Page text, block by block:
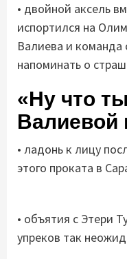
• двойной аксель
испортился на
Валиева и команда
напоминать о
«Ну что
Валиевой
• ладонь к лицу
этого проката в
• объятия с Этери
упреков так